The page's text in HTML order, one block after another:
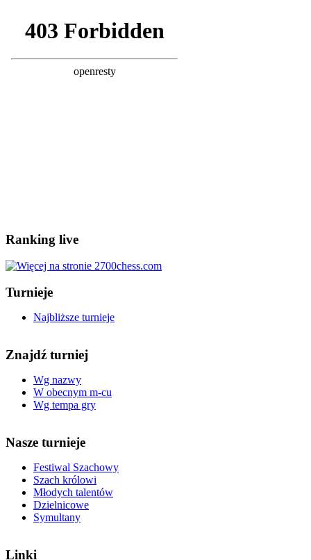
Ranking live
Turnieje
Najbliższe turnieje
Znajdź turniej
Wg nazwy
W obecnym m-cu
Wg tempa gry
Nasze turnieje
Festiwal Szachowy
Szach królowi
Młodych talentów
Dzielnicowe
Symultany
Linki